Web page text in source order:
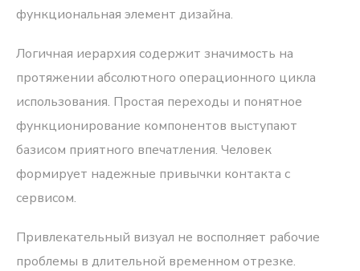
функциональная элемент дизайна.
Логичная иерархия содержит значимость на
протяжении абсолютного операционного цикла
использования. Простая переходы и понятное
функционирование компонентов выступают
базисом приятного впечатления. Человек
формирует надежные привычки контакта с
сервисом.
Привлекательный визуал не восполняет рабочие
проблемы в длительной временном отрезке.